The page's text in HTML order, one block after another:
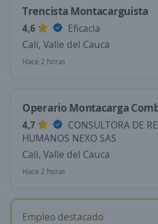
Trencista Montacarguista
4,6
Eficacia
Cali, Valle del Cauca
Hace 2 horas
Operario Montacarga
4,7
CONSULTORA DE
HUMANOS NEXO SAS
Cali, Valle del Cauca
Hace 2 horas
Empleo destacado